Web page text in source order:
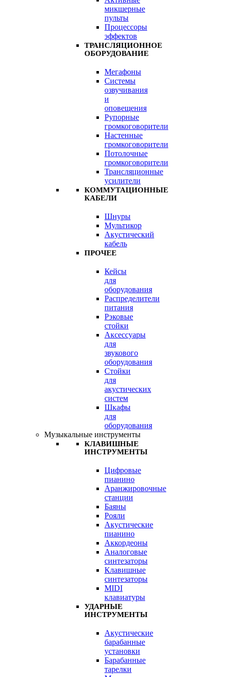
микшерные
пульты
Процессоры
эффектов
ТРАНСЛЯЦИОННОЕ
ОБОРУДОВАНИЕ
Мегафоны
Системы
озвучивания
и
оповещения
Рупорные
громкоговорители
Настенные
громкоговорители
Потолочные
громкоговорители
Трансляционные
усилители
КОММУТАЦИОННЫЕ
КАБЕЛИ
Шнуры
Мультикор
Акустический
кабель
ПРОЧЕЕ
Кейсы
для
оборудования
Распределители
питания
Рэковые
стойки
Аксессуары
для
звукового
оборудования
Стойки
для
акустических
систем
Шкафы
для
оборудования
Музыкальные инструменты
КЛАВИШНЫЕ
ИНСТРУМЕНТЫ
Цифровые
пианино
Аранжировочные
станции
Баяны
Рояли
Акустические
пианино
Аккордеоны
Аналоговые
синтезаторы
Клавишные
синтезаторы
MIDI
клавиатуры
УДАРНЫЕ
ИНСТРУМЕНТЫ
Акустические
барабанные
установки
Барабанные
тарелки